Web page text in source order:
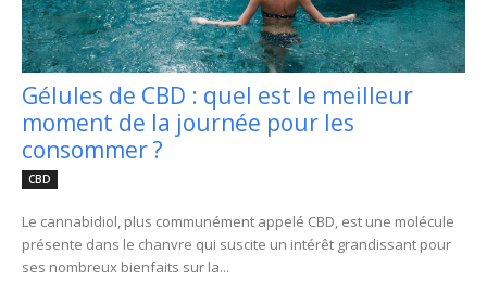
Gélules de CBD : quel est le meilleur
moment de la journée pour les
consommer ?
CBD
Le cannabidiol, plus communément appelé CBD, est une molécule
présente dans le chanvre qui suscite un intérêt grandissant pour
ses nombreux bienfaits sur la...